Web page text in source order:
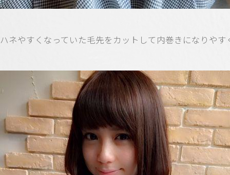
ハネやすくなっていた毛先をカットして内巻きになりやす